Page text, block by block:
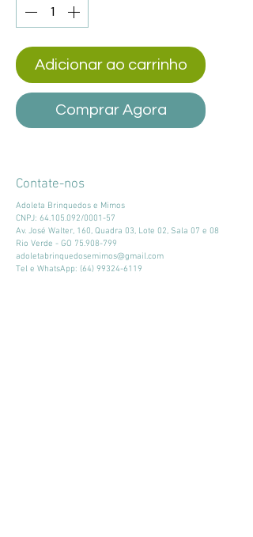
Adicionar ao carrinho
Comprar Agora
Contate-nos
Adoleta Brinquedos e Mimos
CNPJ: 64.105.092/0001-57
Av. José Walter, 160, Quadra 03, Lote 02, Sala 07 e 08
Rio Verde - GO 75.908-799
adoletabrinquedosemimos@gmail.com
Tel e WhatsApp: (64) 99324-6119